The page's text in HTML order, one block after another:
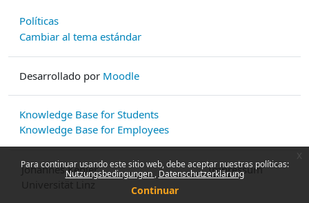
Para continuar usando este sitio web, debe aceptar nuestras políticas:
Nutzungsbedingungen Datenschutzerklärung
Continuar
Políticas
Cambiar al tema estándar
Desarrollado por Moodle
Knowledge Base for Students
Knowledge Base for Employees
Johannes Kepler
Impressum